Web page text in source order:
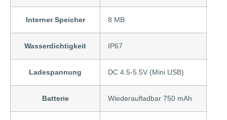
Interner Speicher 8 MB
Wasserdichtigkeit IP67
Ladespannung DC 4.5-5.5V (Mini USB)
Batterie Wiederaufladbar 750 mAh